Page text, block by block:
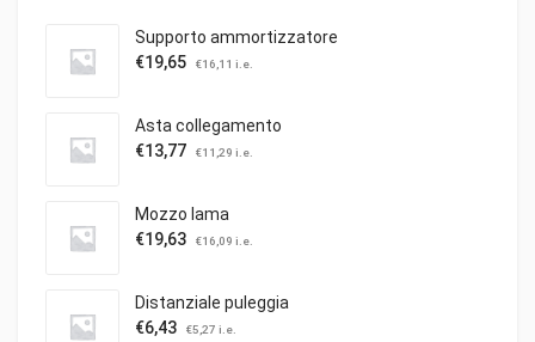
Supporto ammortizzatore
€19,65 €16,11 i.e.
Asta collegamento
€13,77 €11,29 i.e.
Mozzo lama
€19,63 €16,09 i.e.
Distanziale puleggia
€6,43 €5,27 i.e.